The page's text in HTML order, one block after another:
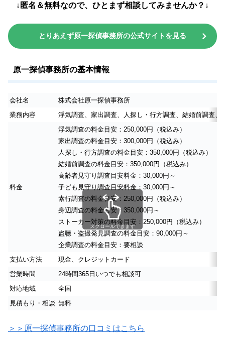
↓匿名＆無料なので、ひとまず相談してみませんか？↓
とりあえず原一探偵事務所の公式サイトを見る
原一探偵事務所の基本情報
会社名
株式会社原一探偵事務所
業務内容
浮気調査、家出調査、人探し・行方調査、結婚前調査
料金
浮気調査の料金目安：250,000円（税込み）
家出調査の料金目安：300,000円（税込み）
人探し・行方調査の料金目安：350,000円（税込み）
結婚前調査の料金目安：350,000円（税込み）
高齢者見守り調査目安料金：30,000円～
子ども見守り調査目安料金：30,000円～
素行調査の料金目安：250,000円（税込み）
身辺調査の料金目安：350,000円～
ストーカー対策の料金目安：250,000円（税込み）
盗聴・盗撮発見調査の料金目安：90,000円～
企業調査の料金目安：要相談
支払い方法
現金、クレジットカード
営業時間
24時間365日いつでも相談可
対応地域
全国
見積もり・相談 無料
スクロールできます
＞＞原一探偵事務所の口コミはこちら